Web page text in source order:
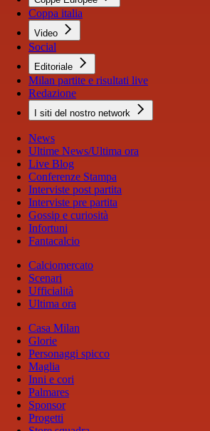
Coppa italia
Video
Social
Editoriale
Milan partite e risultati live
Redazione
I siti del nostro network
News
Ultime News/Ultima ora
Live Blog
Conferenze Stampa
Interviste post partita
Interviste pre partita
Gossip e curiosità
Infortuni
Fantacalcio
Calciomercato
Scenari
Ufficialità
Ultima ora
Casa Milan
Glorie
Personaggi spicco
Maglia
Inni e cori
Palmares
Sponsor
Progetti